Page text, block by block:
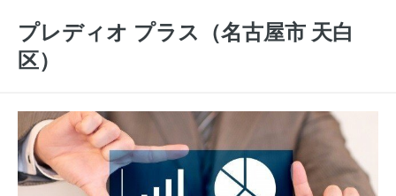
プレディオ プラス（名古屋市 天白
区）